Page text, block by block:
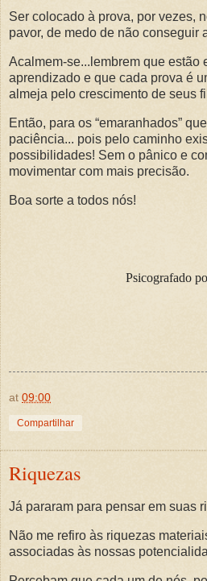
Ser colocado à prova, por vezes,
pavor, de medo de não conseguir
Acalmem-se...lembrem que estão
aprendizado e que cada prova é
almeja pelo crescimento de seus
Então, para os “emaranhados”
paciência... pois pelo caminho
possibilidades! Sem o pânico e
movimentar com mais precisão.
Boa sorte a todos nós!
Psicografado
at 09:00
Compartilhar
Riquezas
Já pararam para pensar em suas
Não me refiro às riquezas
associadas às nossas